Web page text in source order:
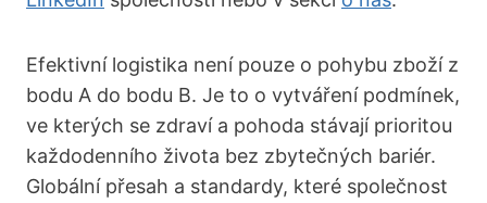
Efektivní logistika není pouze o pohybu zboží z
bodu A do bodu B. Je to o vytváření podmínek,
ve kterých se zdraví a pohoda stávají prioritou
každodenního života bez zbytečných bariér.
Globální přesah a standardy, které společnost